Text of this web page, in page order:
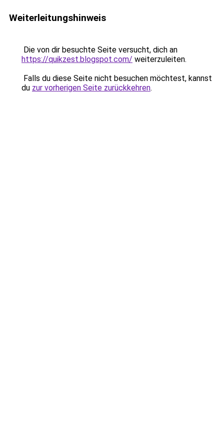
Weiterleitungshinweis
Die von dir besuchte Seite versucht, dich an
https://quikzest.blogspot.com/ weiterzuleiten.
Falls du diese Seite nicht besuchen möchtest, kannst
du zur vorherigen Seite zurückkehren.